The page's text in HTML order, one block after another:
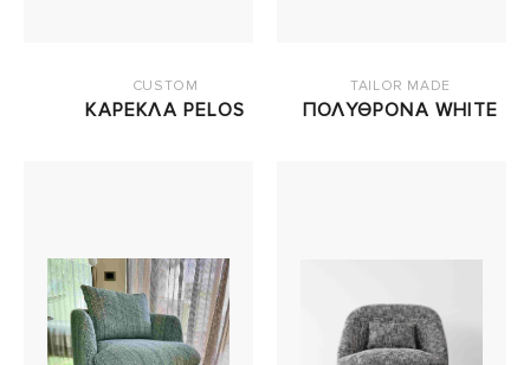
CUSTOM
ΚΑΡΕΚΛΑ PELOS
TAILOR MADE
ΠΟΛΥΘΡΟΝΑ WHITE